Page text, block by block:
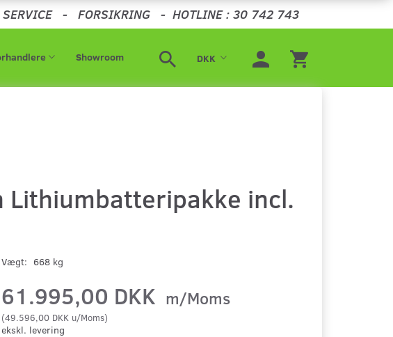
- FORSIKRING - HOTLINE : 30 742 743
DKK
Showroom
Lithiumbatteripakke incl.
Vægt: 668 kg
61.995,00 DKK m/Moms
(49.596,00 DKK u/Moms)
ekskl. levering